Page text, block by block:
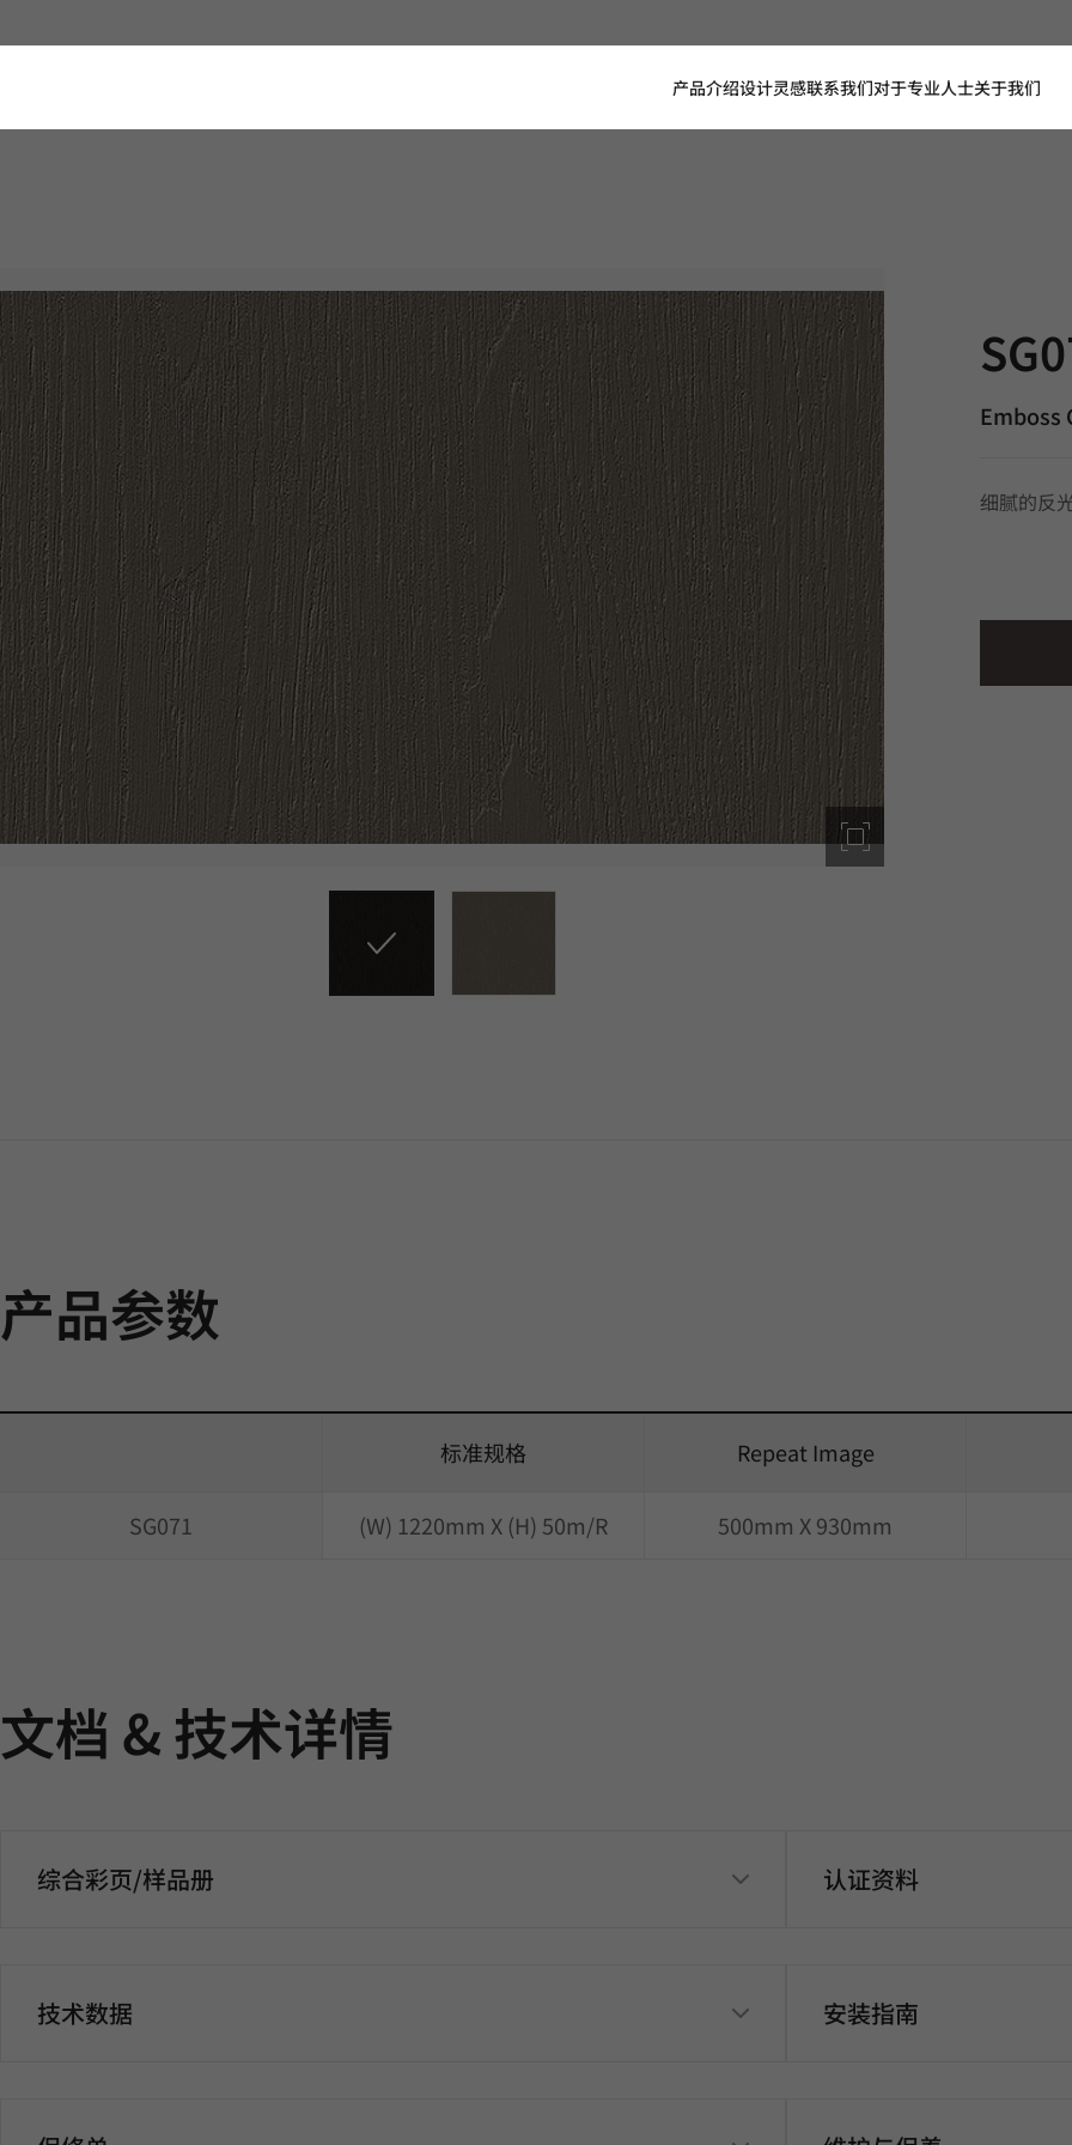
产品介绍设计灵感联系我们对于专业人士关于我们
Emboss
细腻的反
产品参数
标准规格 Repeat Image
SG071 (W) 1220mm X (H) 50m/R 500mm X 930mm
文档 & 技术详情
综合彩页/样品册
技术数据
认证资料
安装指南